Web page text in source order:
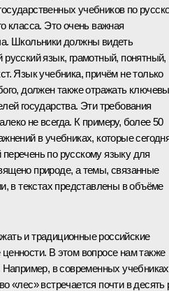
учебников по
класса. Это очень важная
Школьники должны видеть
язык, грамотный, понятный,
Язык учебника, причём не только
должен также отражать
государства. Эти требования
не всегда. К примеру, более 50
в учебниках, которые
по русскому языку для
природе, а темы, связанные
в текстах представлены в объёме
и традиционные российские
В этом вопросе нам также
Например, в современных учебниках
«лес» встречается почти в десять